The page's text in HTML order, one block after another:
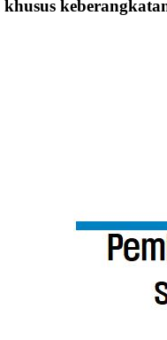
khusus